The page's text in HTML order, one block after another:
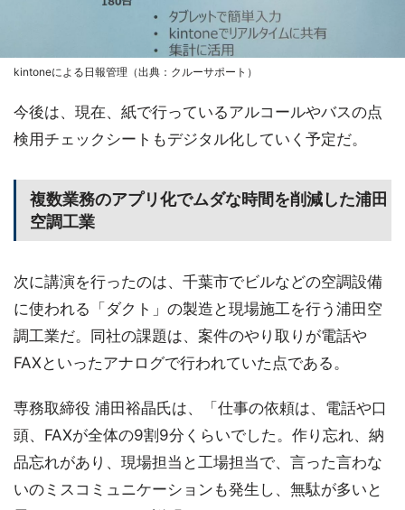
kintoneによる日報管理（出典：クルーサポート）
今後は、現在、紙で行っているアルコールやバスの点
検用チェックシートもデジタル化していく予定だ。
複数業務のアプリ化でムダな時間を削減した浦田
空調工業
次に講演を行ったのは、千葉市でビルなどの空調設備
に使われる「ダクト」の製造と現場施工を行う浦田空
調工業だ。同社の課題は、案件のやり取りが電話や
FAXといったアナログで行われていた点である。
専務取締役 浦田裕晶氏は、「仕事の依頼は、電話や口
頭、FAXが全体の9割9分くらいでした。作り忘れ、納
品忘れがあり、現場担当と工場担当で、言った言わな
いのミスコミュニケーションも発生し、無駄が多いと